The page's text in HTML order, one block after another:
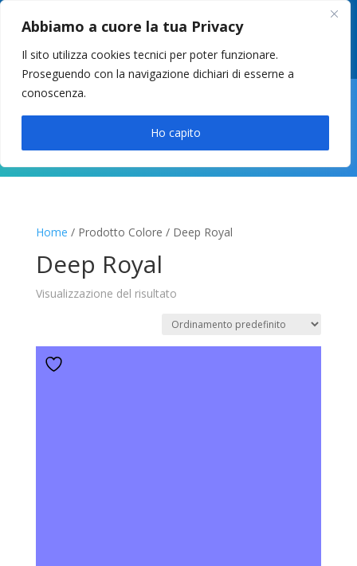
Abbiamo a cuore la tua Privacy
Il sito utilizza cookies tecnici per poter funzionare.
Proseguendo con la navigazione dichiari di esserne a
conoscenza.
Ho capito
049 8627946 –info@cstosetto.it
LUN-VEN 9-12 / 14:30-17
Home / Prodotto Colore / Deep Royal
Deep Royal
Visualizzazione del risultato